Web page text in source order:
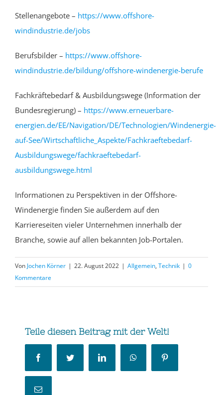
Stellenangebote – https://www.offshore-
windindustrie.de/jobs
Berufsbilder – https://www.offshore-
windindustrie.de/bildung/offshore-windenergie-berufe
Fachkräftebedarf & Ausbildungswege (Information der
Bundesregierung) – https://www.erneuerbare-
energien.de/EE/Navigation/DE/Technologien/Windenergie-
auf-See/Wirtschaftliche_Aspekte/Fachkraeftebedarf-
Ausbildungswege/fachkraeftebedarf-
ausbildungswege.html
Informationen zu Perspektiven in der Offshore-
Windenergie finden Sie außerdem auf den
Karriereseiten vieler Unternehmen innerhalb der
Branche, sowie auf allen bekannten Job-Portalen.
Von Jochen Körner | 22. August 2022 | Allgemein, Technik | 0
Kommentare
Teile diesen Beitrag mit der Welt!
FacebookTwitter LinkedIn WhatsApp
E-